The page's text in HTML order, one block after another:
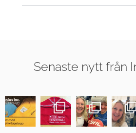
Senaste nytt från